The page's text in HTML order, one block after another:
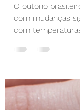
Outono
O outono